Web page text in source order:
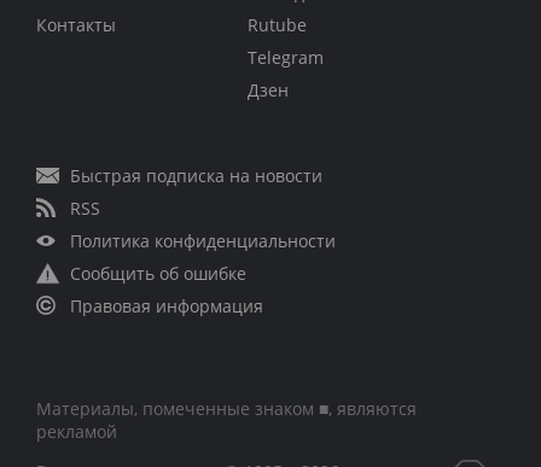
Контакты
Rutube
Telegram
Дзен
Быстрая подписка на новости
RSS
Политика конфиденциальности
Сообщить об ошибке
Правовая информация
Материалы, помеченные знаком ■, являются
рекламой